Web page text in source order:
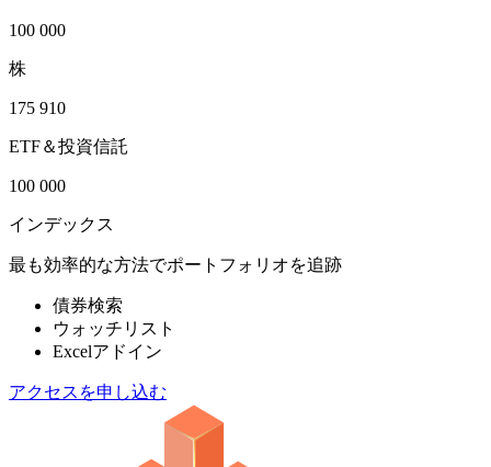
100 000
株
175 910
ETF＆投資信託
100 000
インデックス
最も効率的な方法でポートフォリオを追跡
債券検索
ウォッチリスト
Excelアドイン
アクセスを申し込む